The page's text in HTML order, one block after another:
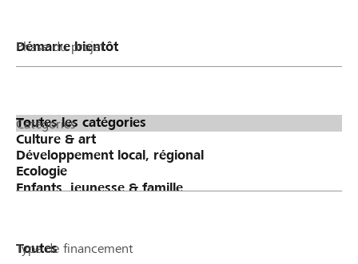
Phase du projet
Catégories
Type de financement